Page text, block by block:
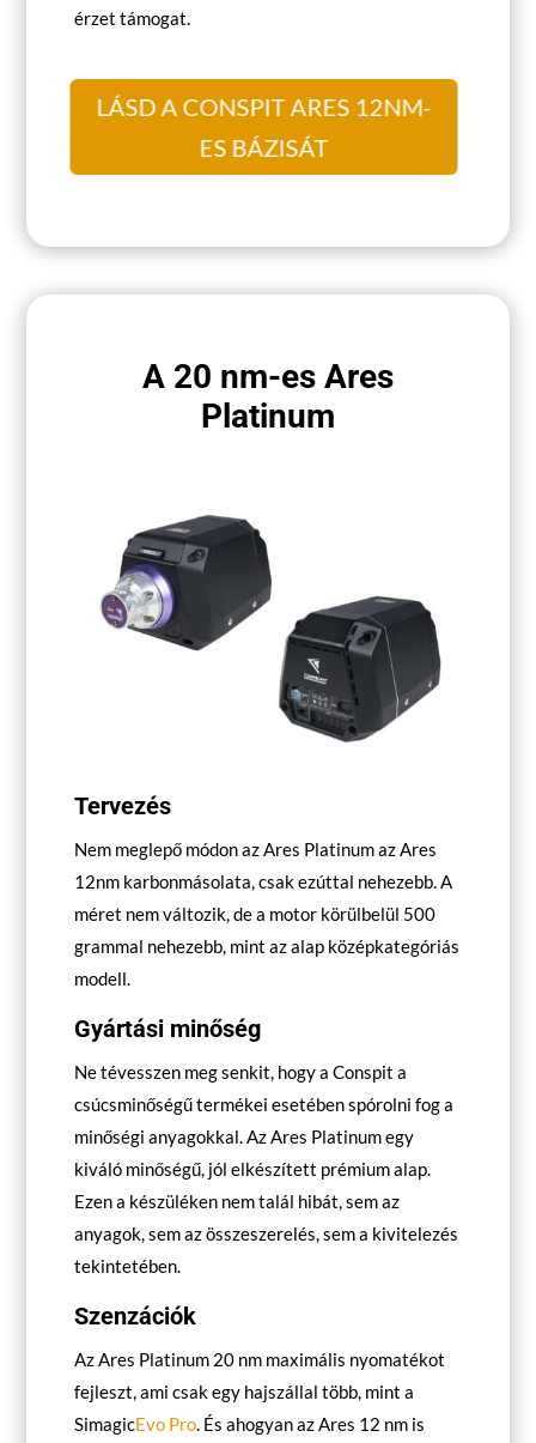
érzet támogat.
LÁSD A CONSPIT ARES 12NM-
ES BÁZISÁT
A 20 nm-es Ares
Platinum
Tervezés
Nem meglepő módon az Ares Platinum az Ares
12nm karbonmásolata, csak ezúttal nehezebb. A
méret nem változik, de a motor körülbelül 500
grammal nehezebb, mint az alap középkategóriás
modell.
Gyártási minőség
Ne tévesszen meg senkit, hogy a Conspit a
csúcsminőségű termékei esetében spórolni fog a
minőségi anyagokkal. Az Ares Platinum egy
kiváló minőségű, jól elkészített prémium alap.
Ezen a készüléken nem talál hibát, sem az
anyagok, sem az összeszerelés, sem a kivitelezés
tekintetében.
Szenzációk
Az Ares Platinum 20 nm maximális nyomatékot
fejleszt, ami csak egy hajszállal több, mint a
SimagicEvo Pro. És ahogyan az Ares 12 nm is